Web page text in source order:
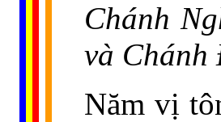
Chánh
và
Năm vị